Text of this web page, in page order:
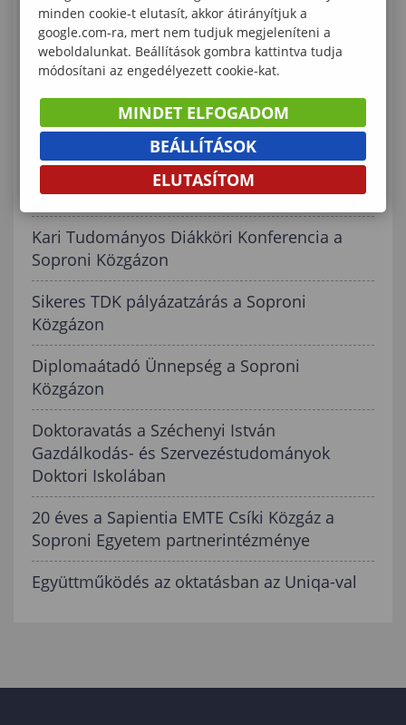
Kari Tudományos Diákköri Konferencia a
Soproni Közgázon – 2025
Első és harmadik hellyel, valamint két
különdíjjal zárták a 37. OTDK-t a Lámfalussy
Kar hallgatói
Kari Tudományos Diákköri Konferencia a
Soproni Közgázon - 2024
Kari Tudományos Diákköri Konferencia a
Soproni Közgázon
Sikeres TDK pályázatzárás a Soproni
Közgázon
Diplomaátadó Ünnepség a Soproni
Közgázon
Doktoravatás a Széchenyi István
Gazdálkodás- és Szervezéstudományok
Doktori Iskolában
20 éves a Sapientia EMTE Csíki Közgáz a
Soproni Egyetem partnerintézménye
Együttműködés az oktatásban az Uniqa-val
minden cookie-t elutasít, akkor átirányítjuk a
google.com-ra, mert nem tudjuk megjeleníteni a
weboldalunkat. Beállítások gombra kattintva tudja
módosítani az engedélyezett cookie-kat.
MINDET ELFOGADOM
BEÁLLÍTÁSOK
ELUTASÍTOM